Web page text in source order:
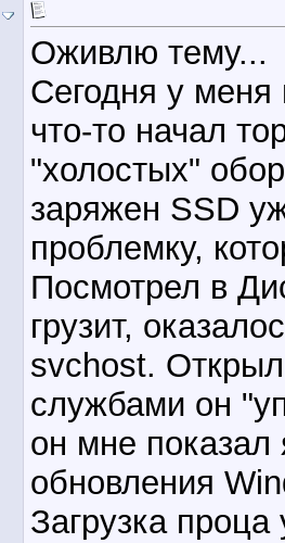
Оживлю тему...
Сегодня у меня
что-то начал
"холостых"
заряжен SSD
проблемку,
Посмотрел в
грузит,
svchost.
службами он
он мне показал
обновления
Загрузка